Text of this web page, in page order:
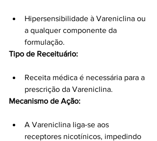
Hipersensibilidade à Vareniclina ou
a qualquer componente da
formulação.
Tipo de Receituário:
Receita médica é necessária para a
prescrição da Vareniclina.
Mecanismo de Ação:
A Vareniclina liga-se aos
receptores nicotínicos, impedindo